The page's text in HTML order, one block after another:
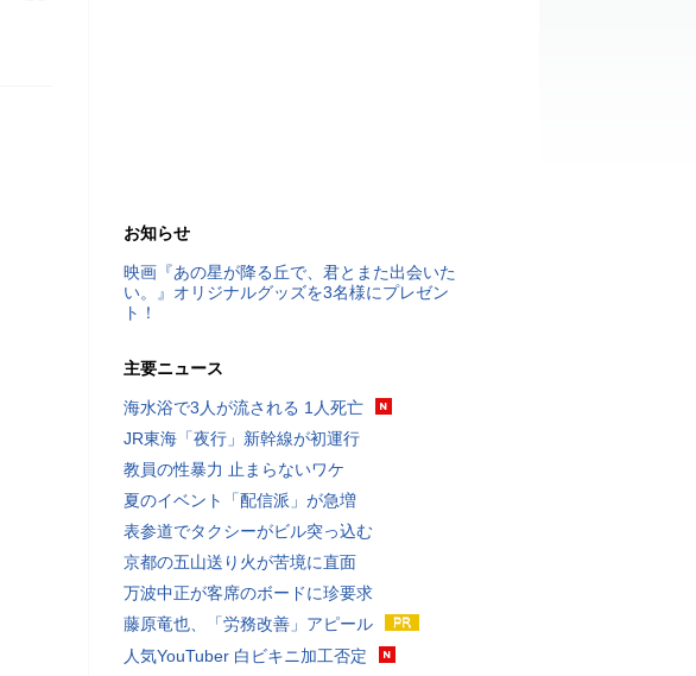
お知らせ
映画『あの星が降る丘で、君とまた出会いた
い。』オリジナルグッズを3名様にプレゼン
ト！
主要ニュース
海水浴で3人が流される 1人死亡
JR東海「夜行」新幹線が初運行
教員の性暴力 止まらないワケ
夏のイベント「配信派」が急増
表参道でタクシーがビル突っ込む
京都の五山送り火が苦境に直面
万波中正が客席のボードに珍要求
藤原竜也、「労務改善」アピール
人気YouTuber 白ビキニ加工否定